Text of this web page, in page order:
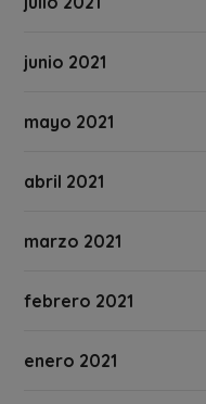
junio 2021
mayo 2021
abril 2021
marzo 2021
febrero 2021
enero 2021